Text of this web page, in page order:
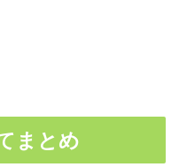
まとめ